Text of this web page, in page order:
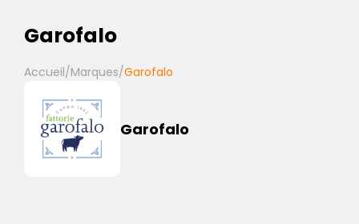
Garofalo
Accueil/Marques/Garofalo
Garofalo